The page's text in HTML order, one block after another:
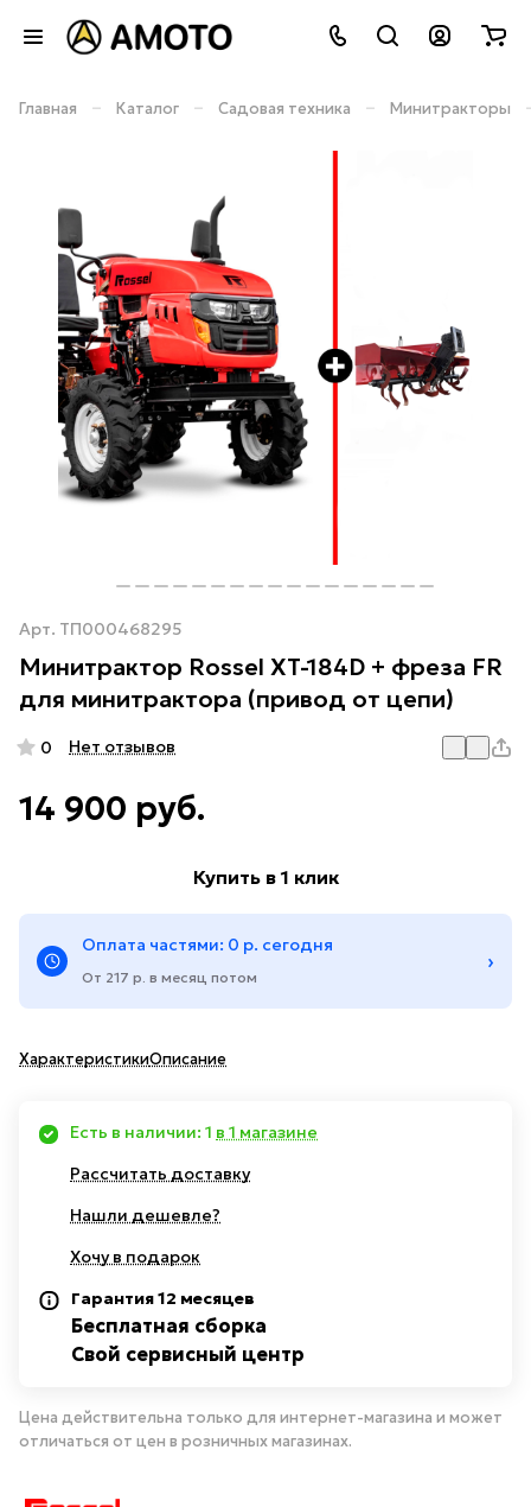
Главная – Каталог – Садовая техника – Минитракторы
Арт. ТП000468295
Минитрактор Rossel XT-184D + фреза FR
для минитрактора (привод от цепи)
0 Нет отзывов
14 900 руб.
Купить в 1 клик
Оплата частями: 0 р. сегодня
От 217 р. в месяц потом
›
ХарактеристикиОписание
Есть в наличии: 1 в 1 магазине
Рассчитать доставку
Нашли дешевле?
Хочу в подарок
Гарантия 12 месяцев
Бесплатная сборка
Свой сервисный центр
Цена действительна только для интернет-магазина и может
отличаться от цен в розничных магазинах.